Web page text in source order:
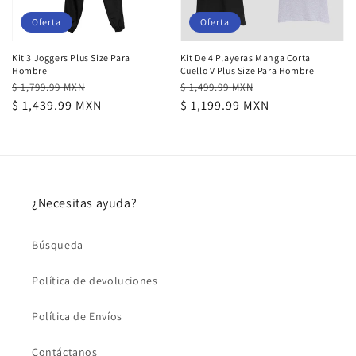
Kit 3 Joggers Plus Size Para
Hombre
Precio
habitual
$ 1,799.99 MXN
Precio
de
$ 1,439.99 MXN
Oferta
Kit De 4 Playeras Manga Corta
Cuello V Plus Size Para Hombre
Precio
habitual
$ 1,499.99 MXN
Precio
de
$ 1,199.99 MXN
Oferta
¿Necesitas ayuda?
Búsqueda
Política de devoluciones
Política de Envíos
Contáctanos